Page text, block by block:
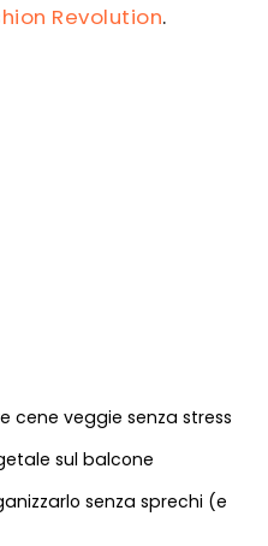
Revolution.
cene veggie senza stress
sul balcone
senza sprechi (e